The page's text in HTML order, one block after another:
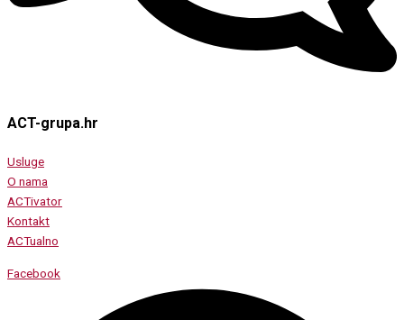
ACT-grupa.hr
Usluge
O nama
ACTivator
Kontakt
ACTualno
Facebook